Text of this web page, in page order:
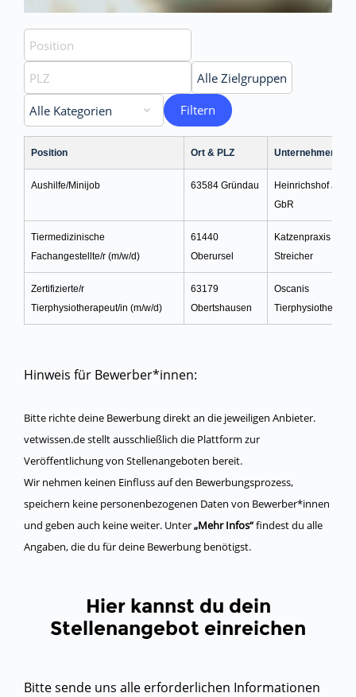
Filtern
Position Ort & PLZ Unternehmen
Aushilfe/Minijob 63584 Gründau
Heinrichshof J. &
GbR
Tiermedizinische
Fachangestellte/r (m/w/d)
61440
Oberursel
Katzenpraxis Dr.
Streicher
Zertifizierte/r
Tierphysiotherapeut/in (m/w/d)
63179
Obertshausen
Oscanis
Tierphysiotherapie
Hinweis für Bewerber*innen:
Bitte richte deine Bewerbung direkt an die jeweiligen Anbieter.
vetwissen.de stellt ausschließlich die Plattform zur
Veröffentlichung von Stellenangeboten bereit.
Wir nehmen keinen Einfluss auf den Bewerbungsprozess,
speichern keine personenbezogenen Daten von Bewerber*innen
und geben auch keine weiter. Unter„Mehr Infos“findest du alle
Angaben, die du für deine Bewerbung benötigst.
Hier kannst du dein
Stellenangebot einreichen
Bitte sende uns alle erforderlichen Informationen